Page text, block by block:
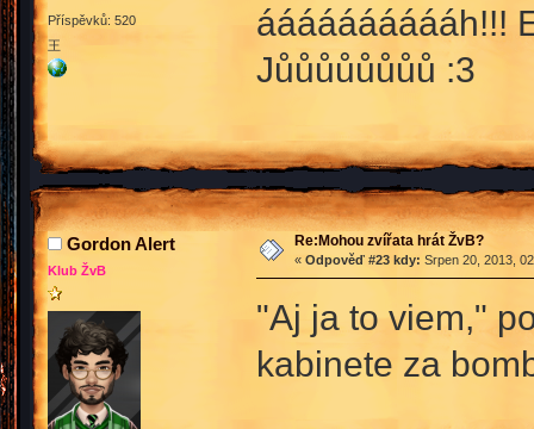
Příspěvků: 520
王
ááááááááááh!!!
Jůůůůůůůů :3
Gordon Alert
Klub ŽvB
Re:Mohou zvířata hrát ŽvB?
« Odpověď #23 kdy: Srpen 20, 2013,
"Aj ja to viem,"
kabinete za